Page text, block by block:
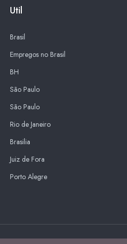
Util
Brasil
Empregos no Brasil
BH
São Paulo
São Paulo
Rio de Janeiro
Brasilia
Juiz de Fora
Porto Alegre